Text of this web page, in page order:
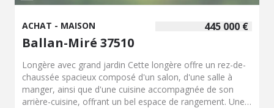
445 000 €
ACHAT - MAISON
Ballan-Miré 37510
Longère avec grand jardin Cette longère offre un rez-de-
chaussée spacieux composé d'un salon, d'une salle à
manger, ainsi que d'une cuisine accompagnée de son
arrière-cuisine, offrant un bel espace de rangement. Une